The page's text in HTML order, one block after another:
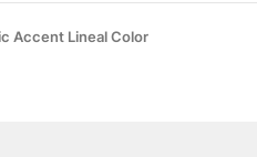
Accent Lineal Color